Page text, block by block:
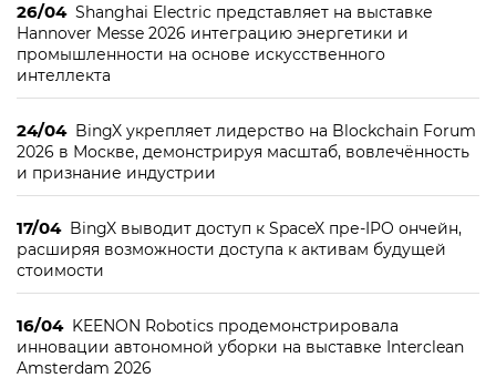
26/04 Shanghai Electric представляет на выставке
Hannover Messe 2026 интеграцию энергетики и
промышленности на основе искусственного
интеллекта
24/04 BingX укрепляет лидерство на Blockchain Forum
2026 в Москве, демонстрируя масштаб, вовлечённость
и признание индустрии
17/04 BingX выводит доступ к SpaceX пре-IPO ончейн,
расширяя возможности доступа к активам будущей
стоимости
16/04 KEENON Robotics продемонстрировала
инновации автономной уборки на выставке Interclean
Amsterdam 2026